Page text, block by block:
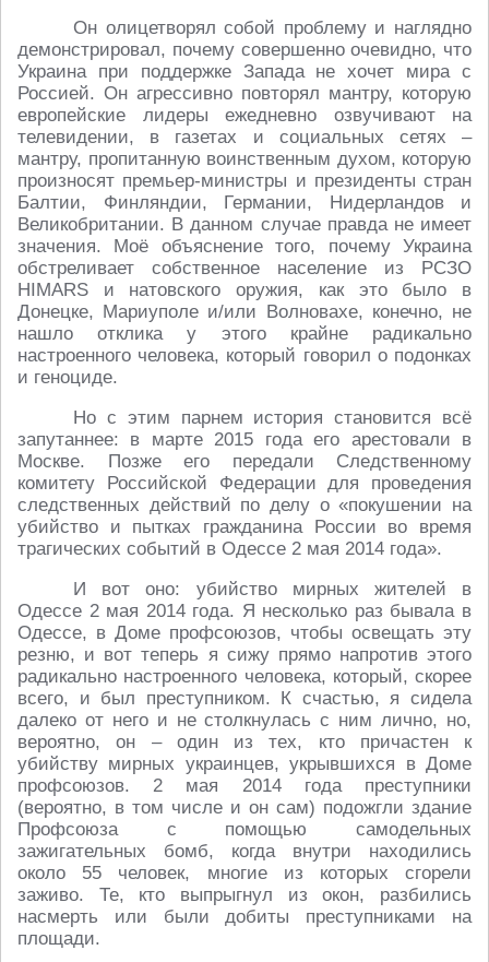
Он олицетворял собой проблему и наглядно
демонстрировал, почему совершенно очевидно, что
Украина при поддержке Запада не хочет мира с
Россией. Он агрессивно повторял мантру, которую
европейские лидеры ежедневно озвучивают на
телевидении, в газетах и социальных сетях –
мантру, пропитанную воинственным духом, которую
произносят премьер-министры и президенты стран
Балтии, Финляндии, Германии, Нидерландов и
Великобритании. В данном случае правда не имеет
значения. Моё объяснение того, почему Украина
обстреливает собственное население из РСЗО
HIMARS и натовского оружия, как это было в
Донецке, Мариуполе и/или Волновахе, конечно, не
нашло отклика у этого крайне радикально
настроенного человека, который говорил о подонках
и геноциде.
Но с этим парнем история становится всё
запутаннее: в марте 2015 года его арестовали в
Москве. Позже его передали Следственному
комитету Российской Федерации для проведения
следственных действий по делу о «покушении на
убийство и пытках гражданина России во время
трагических событий в Одессе 2 мая 2014 года».
И вот оно: убийство мирных жителей в
Одессе 2 мая 2014 года. Я несколько раз бывала в
Одессе, в Доме профсоюзов, чтобы освещать эту
резню, и вот теперь я сижу прямо напротив этого
радикально настроенного человека, который, скорее
всего, и был преступником. К счастью, я сидела
далеко от него и не столкнулась с ним лично, но,
вероятно, он – один из тех, кто причастен к
убийству мирных украинцев, укрывшихся в Доме
профсоюзов. 2 мая 2014 года преступники
(вероятно, в том числе и он сам) подожгли здание
Профсоюза с помощью самодельных
зажигательных бомб, когда внутри находились
около 55 человек, многие из которых сгорели
заживо. Те, кто выпрыгнул из окон, разбились
насмерть или были добиты преступниками на
площади.